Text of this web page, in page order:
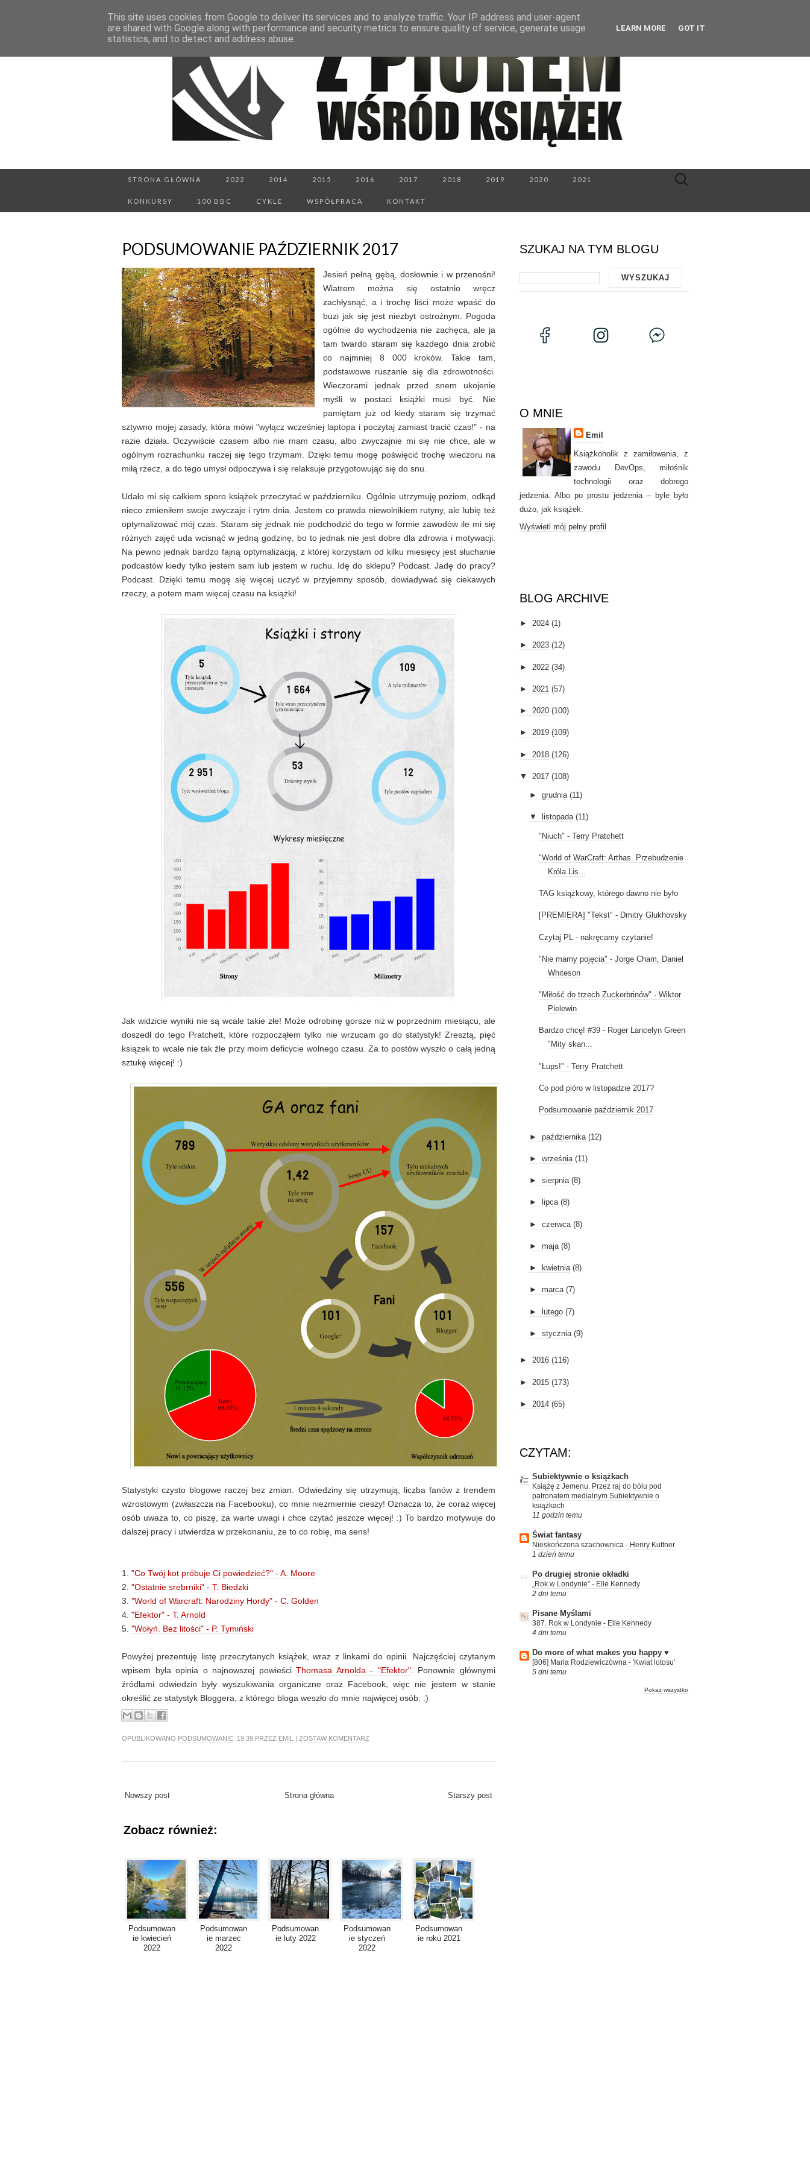
STRONA GŁÓWNA 2022 2014 2015 2016 2017 2018 2019 2020 2021
KONKURSY 100 BBC CYKLE WSPÓŁPRACA KONTAKT
Search
PODSUMOWANIE PAŹDZIERNIK 2017
Jesień pełną gębą, dosłownie i w przenośni!
Wiatrem można się ostatnio wręcz
zachłysnąć, a i trochę liści może wpaść do
buzi jak się jest niezbyt ostrożnym. Pogoda
ogólnie do wychodzenia nie zachęca, ale ja
tam twardo staram się każdego dnia zrobić
co najmniej 8 000 kroków. Takie tam,
podstawowe ruszanie się dla zdrowotności.
Wieczorami jednak przed snem ukojenie
myśli w postaci książki musi być. Nie
pamiętam już od kiedy staram się trzymać
sztywno mojej zasady, która mówi "wyłącz wcześniej laptopa i poczytaj zamiast tracić czas!" - na
razie działa. Oczywiście czasem albo nie mam czasu, albo zwyczajnie mi się nie chce, ale w
ogólnym rozrachunku raczej się tego trzymam. Dzięki temu mogę poświęcić trochę wieczoru na
miłą rzecz, a do tego umysł odpoczywa i się relaksuje przygotowując się do snu.
Udało mi się całkiem sporo książek przeczytać w październiku. Ogólnie utrzymuję poziom, odkąd
nieco zmieniłem swoje zwyczaje i rytm dnia. Jestem co prawda niewolnikiem rutyny, ale lubię też
optymalizować mój czas. Staram się jednak nie podchodzić do tego w formie zawodów ile mi się
różnych zajęć uda wcisnąć w jedną godzinę, bo to jednak nie jest dobre dla zdrowia i motywacji.
Na pewno jednak bardzo fajną optymalizacją, z której korzystam od kilku miesięcy jest słuchanie
podcastów kiedy tylko jestem sam lub jestem w ruchu. Idę do sklepu? Podcast. Jadę do pracy?
Podcast. Dzięki temu mogę się więcej uczyć w przyjemny sposób, dowiadywać się ciekawych
rzeczy, a potem mam więcej czasu na książki!
Jak widzicie wyniki nie są wcale takie złe! Może odrobinę gorsze niż w poprzednim miesiącu, ale
doszedł do tego Pratchett, które rozpocząłem tylko nie wrzucam go do statystyk! Zresztą, pięć
książek to wcale nie tak źle przy moim deficycie wolnego czasu. Za to postów wyszło o całą jedną
sztukę więcej! :)
Statystyki czysto blogowe raczej bez zmian. Odwiedziny się utrzymują, liczba fanów z trendem
wzrostowym (zwłaszcza na Facebooku), co mnie niezmiernie cieszy! Oznacza to, że coraz więcej
osób uważa to, co piszę, za warte uwagi i chce czytać jeszcze więcej! :) To bardzo motywuje do
dalszej pracy i utwierdza w przekonaniu, że to co robię, ma sens!
1. "Co Twój kot próbuje Ci powiedzieć?" - A. Moore
2. "Ostatnie srebrniki" - T. Biedzki
3. "World of Warcraft: Narodziny Hordy" - C. Golden
4. "Efektor" - T. Arnold
5. "Wołyń. Bez litości" - P. Tymiński
Powyżej prezentuję listę przeczytanych książek, wraz z linkami do opinii. Najczęściej czytanym
wpisem była opinia o najnowszej powieściThomasa Arnolda - "Efektor". Ponownie głównymi
źródłami odwiedzin były wyszukiwania organiczne oraz Facebook, więc nie jestem w stanie
określić ze statystyk Bloggera, z którego bloga weszło do mnie najwięcej osób. :)
OPUBLIKOWANO PODSUMOWANIE 19:39 PRZEZ EMIL | ZOSTAW KOMENTARZ
Nowszy post Starszy post
Strona główna
Zobacz również:
Podsumowan
ie kwiecień
2022
Podsumowan
ie marzec
2022
Podsumowan
ie luty 2022
Podsumowan
ie styczeń
2022
Podsumowan
ie roku 2021
SZUKAJ NA TYM BLOGU
O MNIE
Emil
Książkoholik z zamiłowania, z
zawodu DevOps, miłośnik
technologii oraz dobrego
jedzenia. Albo po prostu jedzenia – byle było
dużo, jak książek.
Wyświetl mój pełny profil
BLOG ARCHIVE
► 2024 (1)
► 2023 (12)
► 2022 (34)
► 2021 (57)
► 2020 (100)
► 2019 (109)
► 2018 (126)
▼ 2017 (108)
► grudnia (11)
▼ listopada (11)
"Niuch" - Terry Pratchett
"World of WarCraft: Arthas. Przebudzenie
Króla Lis...
TAG książkowy, którego dawno nie było
[PREMIERA] "Tekst" - Dmitry Glukhovsky
Czytaj PL - nakręcamy czytanie!
"Nie mamy pojęcia" - Jorge Cham, Daniel
Whiteson
"Miłość do trzech Zuckerbrinów" - Wiktor
Pielewin
Bardzo chcę! #39 - Roger Lancelyn Green
"Mity skan...
"Łups!" - Terry Pratchett
Co pod pióro w listopadzie 2017?
Podsumowanie październik 2017
► października (12)
► września (11)
► sierpnia (8)
► lipca (8)
► czerwca (8)
► maja (8)
► kwietnia (8)
► marca (7)
► lutego (7)
► stycznia (9)
► 2016 (116)
► 2015 (173)
► 2014 (65)
CZYTAM:
Subiektywnie o książkach
Książę z Jemenu. Przez raj do bólu pod
patronatem medialnym Subiektywnie o
książkach
11 godzin temu
Świat fantasy
Nieskończona szachownica - Henry Kuttner
1 dzień temu
Po drugiej stronie okładki
„Rok w Londynie” - Elle Kennedy
2 dni temu
Pisane Myślami
387. Rok w Londynie - Elle Kennedy
4 dni temu
Do more of what makes you happy ♥
[806] Maria Rodziewiczówna - 'Kwiat lotosu'
5 dni temu
Pokaż wszystko
This site uses cookies from Google to deliver its services and to analyze traffic. Your IP address and user-agent
are shared with Google along with performance and security metrics to ensure quality of service, generate usage
statistics, and to detect and address abuse.
LEARN MORE GOT IT